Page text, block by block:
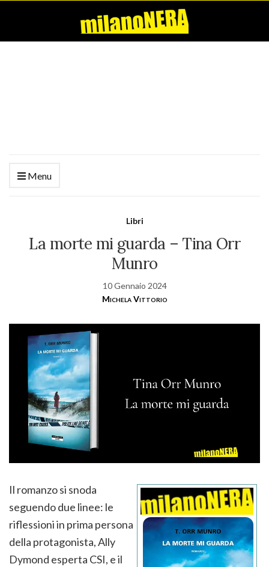
Menu
Libri
La morte mi guarda – Tina Orr
Munro
10 Gennaio 2024
Michela Vittorio
Il romanzo si snoda
seguendo due linee: le
riflessioni in prima persona
della protagonista, Ally
Dymond esperta CSI, e il